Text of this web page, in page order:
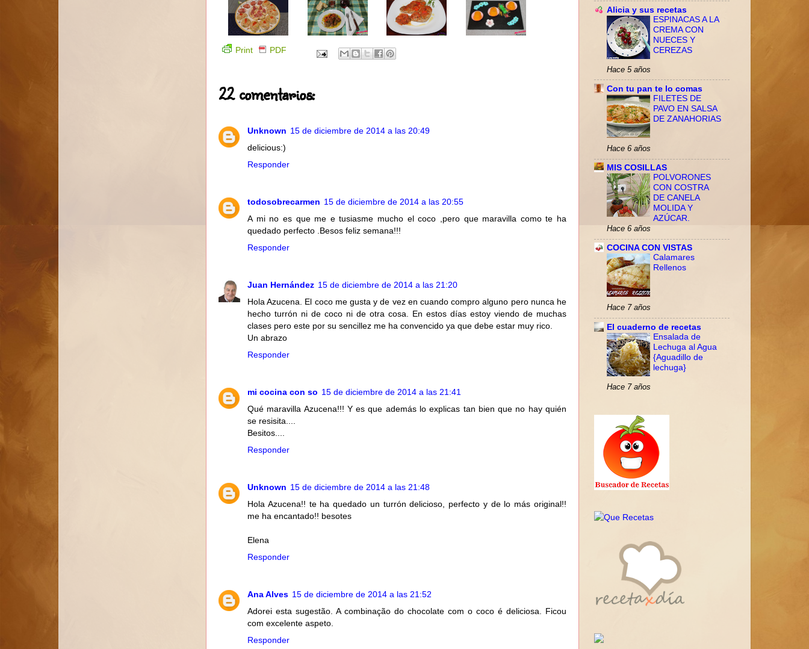
Print PDF
22 comentarios:
Unknown 15 de diciembre de 2014 a las 20:49
delicious:)
Responder
todosobrecarmen 15 de diciembre de 2014 a las 20:55
A mi no es que me e tusiasme mucho el coco ,pero que maravilla como te ha
quedado perfecto .Besos feliz semana!!!
Responder
Juan Hernández 15 de diciembre de 2014 a las 21:20
Hola Azucena. El coco me gusta y de vez en cuando compro alguno pero nunca he
hecho turrón ni de coco ni de otra cosa. En estos días estoy viendo de muchas
clases pero este por su sencillez me ha convencido ya que debe estar muy rico.
Un abrazo
Responder
mi cocina con so 15 de diciembre de 2014 a las 21:41
Qué maravilla Azucena!!! Y es que además lo explicas tan bien que no hay quién
se resisita....
Besitos....
Responder
Unknown 15 de diciembre de 2014 a las 21:48
Hola Azucena!! te ha quedado un turrón delicioso, perfecto y de lo más original!!
me ha encantado!! besotes
Elena
Responder
Ana Alves 15 de diciembre de 2014 a las 21:52
Adorei esta sugestão. A combinação do chocolate com o coco é deliciosa. Ficou
com excelente aspeto.
Responder
Alicia y sus recetas
ESPINACAS A LA
CREMA CON
NUECES Y
CEREZAS
Hace 5 años
Con tu pan te lo comas
FILETES DE
PAVO EN SALSA
DE ZANAHORIAS
Hace 6 años
MIS COSILLAS
POLVORONES
CON COSTRA
DE CANELA
MOLIDA Y
AZÚCAR.
Hace 6 años
COCINA CON VISTAS
Calamares
Rellenos
Hace 7 años
El cuaderno de recetas
Ensalada de
Lechuga al Agua
{Aguadillo de
lechuga}
Hace 7 años